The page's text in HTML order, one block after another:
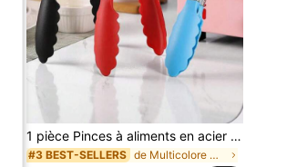
1 pièce Pinces à aliments en acier inoxydable résistantes à la chaleur de 7 pouces/20,4 cm, pinces à pain, pinces à barbecue, pinces de cuisine antidérapantes, ustensiles de cuisine, couleur aléatoire, Noël
#3 BEST-SELLERS de Multicolore Clips et pinces